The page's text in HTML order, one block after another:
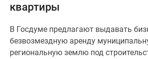
застройщики
помещения
Квартиры
квартиры
В Госдуме предлагают выдавать
безвозмездную аренду
региональную землю под